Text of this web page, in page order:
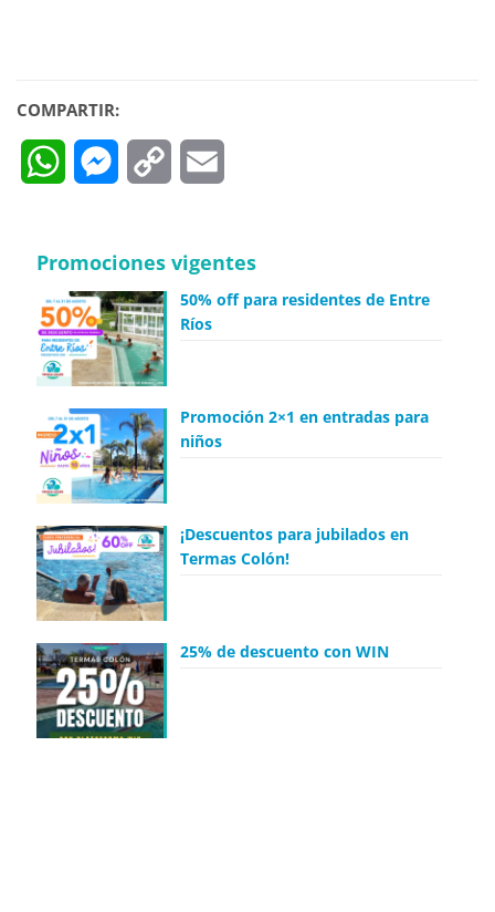
COMPARTIR:
WhatsAppMessenger
Copy
Promociones vigentes
50% off para residentes de Entre
Ríos
Promoción 2×1 en entradas para
niños
¡Descuentos para jubilados en
Termas Colón!
25% de descuento con WIN